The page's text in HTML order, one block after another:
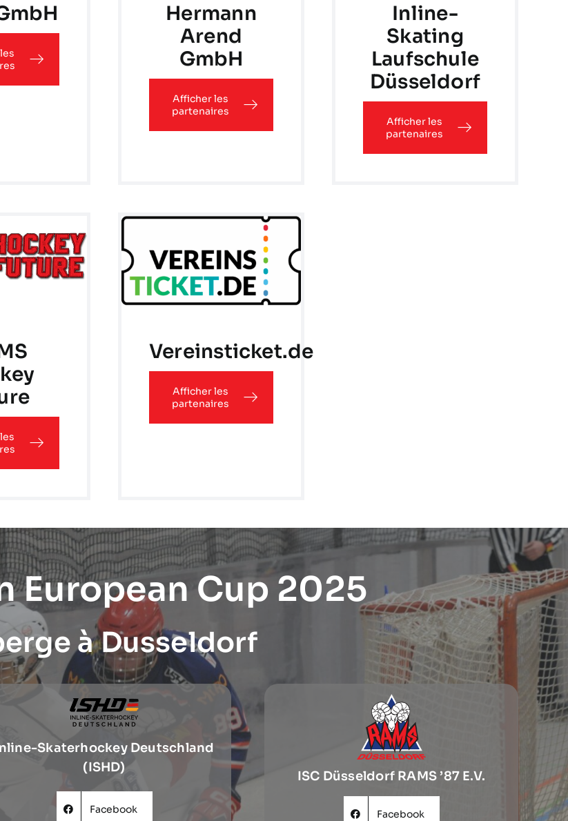
Hermann
Arend
GmbH
Afficher les
partenaires
Inline-
Skating
Laufschule
Düsseldorf
Afficher les
partenaires
Vereinsticket.de
Afficher les
partenaires
European Cup 2025
à Dusseldorf
Skaterhockey Deutschland
(ISHD)
Facebook
ISC Düsseldorf RAMS ’87 E.V.
Facebook